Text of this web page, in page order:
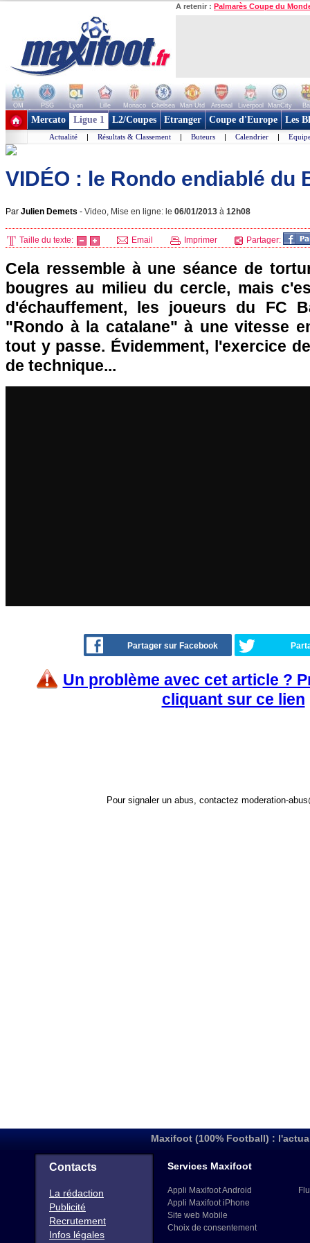
A retenir : Palmarès Coupe du
OM PSG Lyon Lille Monaco Chelsea Man Utd Arsenal Liverpool ManCity
+ de clubs
Mercato Ligue 1 L2/Coupes Etranger Coupe d'Europe Les
Actualité | Résultats & Classement | Buteurs | Calendrier |
VIDÉO : le Rondo endiablé du
Par Julien Demets - Video, Mise en ligne: le 06/01/2013 à 12h08
Taille du texte: Email Imprimer Partager:
Cela ressemble à une séance de
bougres au milieu du cercle, mais
d'échauffement, les joueurs du FC
"Rondo à la catalane" à une vitesse
tout y passe. Évidemment, l'exercice
de technique...
Partager sur Facebook
Un problème avec cet article ?
cliquant sur ce lien
Pour signaler un abus, contactez moderation-
Maxifoot (100% Football) :
Contacts
La rédaction
Publicité
Recrutement
Infos légales
Services Maxifoot
Appli Maxifoot Android
Appli Maxifoot iPhone
Site web Mobile
Choix de consentement